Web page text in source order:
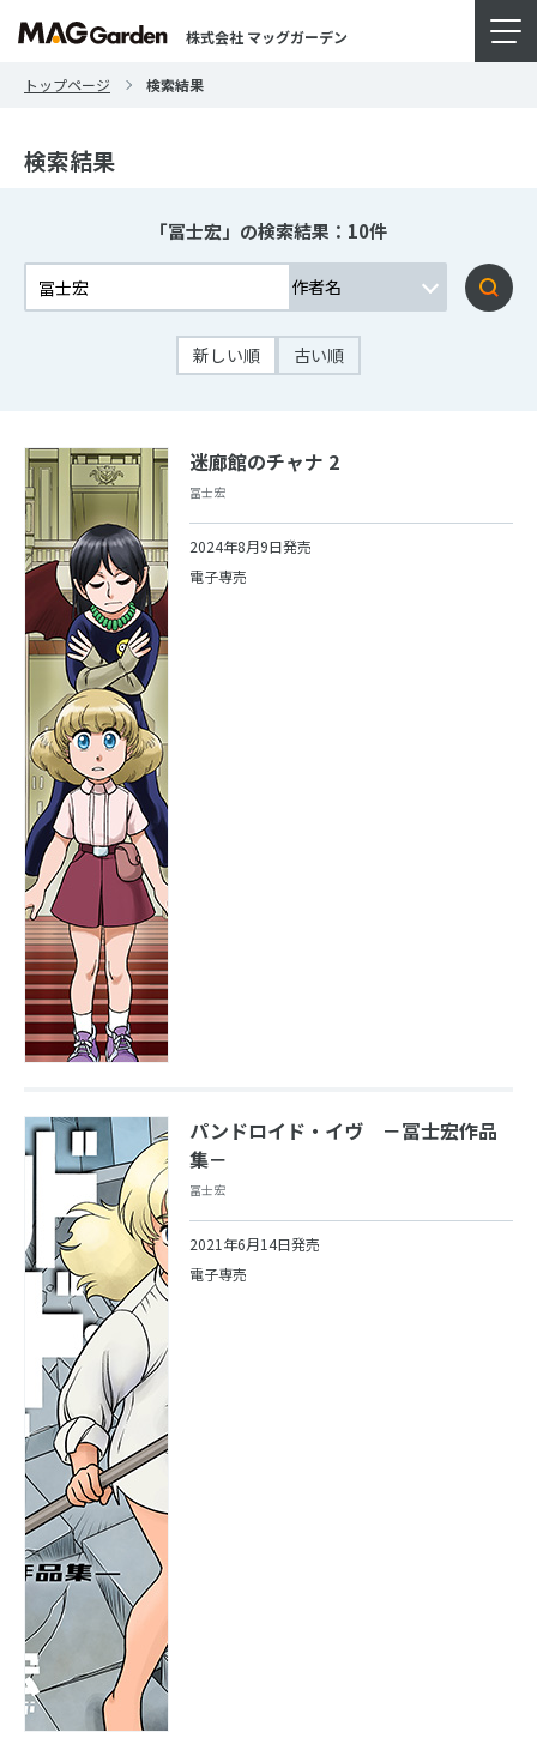
株式会社 マッグガーデン
トップページ 検索結果
検索結果
「冨士宏」の検索結果：10件
新しい順 古い順
迷廊館のチャナ 2
冨士宏
2024年8月9日発売
電子専売
パンドロイド・イヴ －冨士宏作品
集－
冨士宏
2021年6月14日発売
電子専売